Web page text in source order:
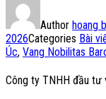
Author hoang
2026Categories Bài
Úc, Vang Nobilitas
Công ty TNHH đầu tư